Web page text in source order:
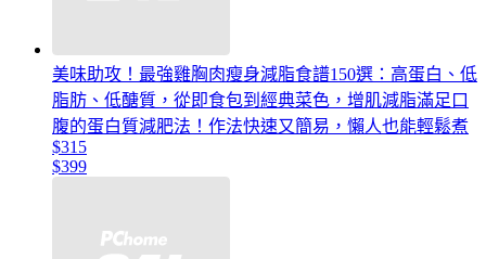
美味助攻！最強雞胸肉瘦身減脂食譜150選：高蛋白、低
脂肪、低醣質，從即食包到經典菜色，增肌減脂滿足口
腹的蛋白質減肥法！作法快速又簡易，懶人也能輕鬆煮
$315
$399